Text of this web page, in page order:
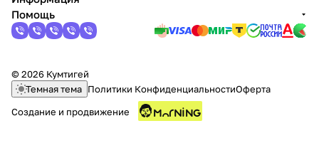
Помощь
© 2026 Кумтигей
Темная тема Политики КонфиденциальностиОферта
Создание и продвижение